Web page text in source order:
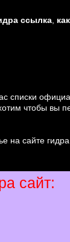
ссылка
списки
чтобы вы
на сайте
сайт: